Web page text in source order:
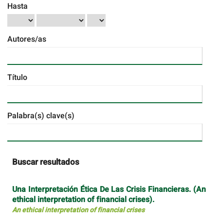
Hasta
Autores/as
Título
Palabra(s) clave(s)
Buscar resultados
Una Interpretación Ética De Las Crisis Financieras. (An
ethical interpretation of financial crises).
An ethical interpretation of financial crises